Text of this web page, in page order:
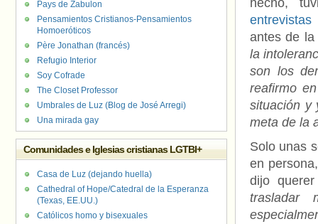
hecho,
entrevistas
antes de
la
son los
reafirmo
situación y
meta de la
Solo unas
en
dijo
trasladar
Pays de Zabulon
Pensamientos Cristianos-Pensamientos
Homoeróticos
Père Jonathan (francés)
Refugio Interior
Soy Cofrade
The Closet Professor
Umbrales de Luz (Blog de José Arregi)
Una mirada gay
Comunidades e Iglesias cristianas LGTBI+
Casa de Luz (dejando huella)
Cathedral of Hope/Catedral de la Esperanza
(Texas, EE.UU.)
Católicos homo y bisexuales